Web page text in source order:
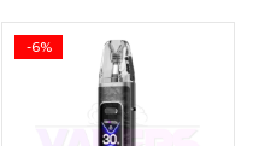
-6%